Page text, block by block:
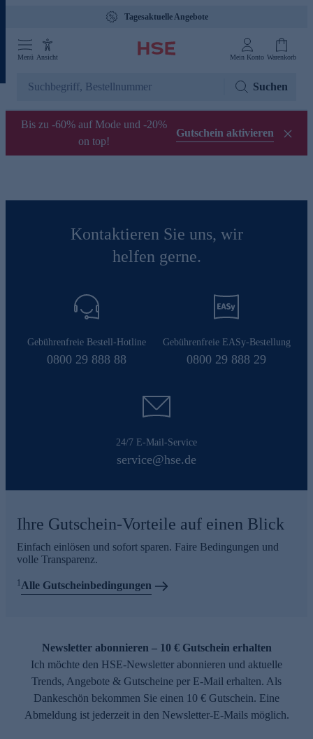
Tagesaktuelle Angebote
Menü Ansicht Mein Konto Warenkorb
Suchen
Bis zu -60% auf Mode und -20%
on top!
Gutschein aktivieren
Kontaktieren Sie uns, wir
helfen gerne.
Gebührenfreie Bestell-Hotline
0800 29 888 88
Gebührenfreie EASy-Bestellung
0800 29 888 29
24/7 E-Mail-Service
service@hse.de
Ihre Gutschein-Vorteile auf einen Blick
Einfach einlösen und sofort sparen. Faire Bedingungen und
volle Transparenz.
1Alle Gutscheinbedingungen
Newsletter abonnieren – 10 € Gutschein erhalten
Ich möchte den HSE-Newsletter abonnieren und aktuelle
Trends, Angebote & Gutscheine per E-Mail erhalten. Als
Dankeschön bekommen Sie einen 10 € Gutschein. Eine
Abmeldung ist jederzeit in den Newsletter-E-Mails möglich.